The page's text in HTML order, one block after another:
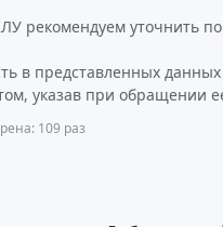
рекомендуем уточнить
в представленных
указав при обращении
109 раз